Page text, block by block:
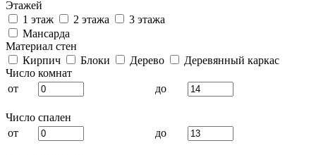
Этажей
1 этаж
2 этажа
3 этажа
Мансарда
Материал стен
Кирпич
Блоки Дерево
Деревянный каркас
Число комнат
от
до
Число спален
от
до